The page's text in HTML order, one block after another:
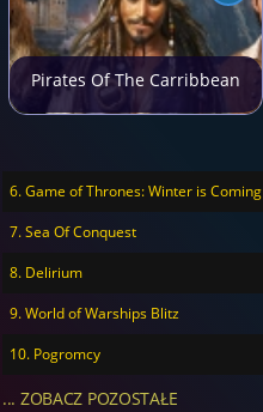
Pirates Of The Carribbean
6. Game of Thrones: Winter is Coming
7. Sea Of Conquest
8. Delirium
9. World of Warships Blitz
10. Pogromcy
... ZOBACZ POZOSTAŁE